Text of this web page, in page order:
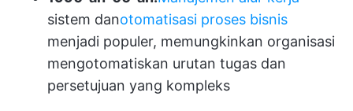
sistem danotomatisasi proses bisnis
menjadi populer, memungkinkan organisasi
mengotomatiskan urutan tugas dan
persetujuan yang kompleks